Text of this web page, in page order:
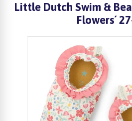
Little Dutch Swim &
Flowers´